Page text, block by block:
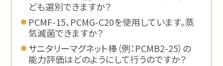
ども選別できますか？
PCMF-15、PCMG-C20を使用しています。蒸
気滅菌できますか？
サニタリーマグネット棒（例：PCMB2-25）の
能力評価はどのようにして行うのですか？